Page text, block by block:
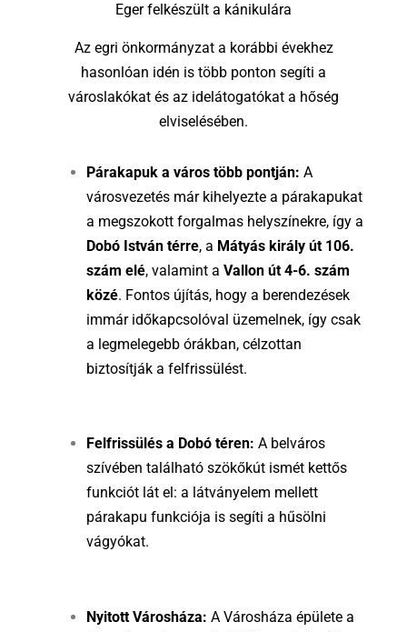
Eger felkészült a kánikulára
Az egri önkormányzat a korábbi évekhez
hasonlóan idén is több ponton segíti a
városlakókat és az idelátogatókat a hőség
elviselésében.
Párakapuk a város több pontján: A
városvezetés már kihelyezte a párakapukat
a megszokott forgalmas helyszínekre, így a
Dobó István térre, a Mátyás király út 106.
szám elé, valamint a Vallon út 4-6. szám
közé. Fontos újítás, hogy a berendezések
immár időkapcsolóval üzemelnek, így csak
a legmelegebb órákban, célzottan
biztosítják a felfrissülést.
Felfrissülés a Dobó téren: A belváros
szívében található szökőkút ismét kettős
funkciót lát el: a látványelem mellett
párakapu funkciója is segíti a hűsölni
vágyókat.
Nyitott Városháza: A Városháza épülete a